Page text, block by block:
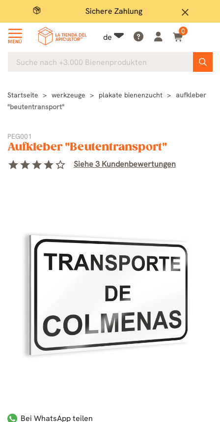
close
Sichere Zahlung
MENÜ de
0
Startseite werkzeuge plakate bienenzucht
aufkleber
"beutentransport"
PEG001
Aufkleber "Beutentransport"
starstarstarstarstar_border Siehe 3 Kundenbewertungen
Bei WhatsApp teilen